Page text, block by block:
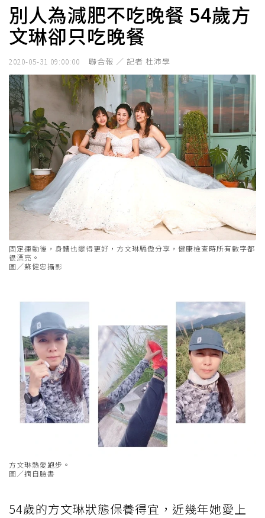
別人為減肥不吃晚餐 54歲方
文琳卻只吃晚餐
2020-05-31 09:00:00 聯合報 ／ 記者 杜沛學
固定運動後，身體也變得更好，方文琳驕傲分享，健康檢查時所有數字都
很漂亮。
圖／蘇健忠攝影
方文琳熱愛跑步。
圖／摘自臉書
54歲的方文琳狀態保養得宜，近幾年她愛上